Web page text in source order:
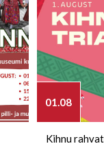
01.08
Kihnu